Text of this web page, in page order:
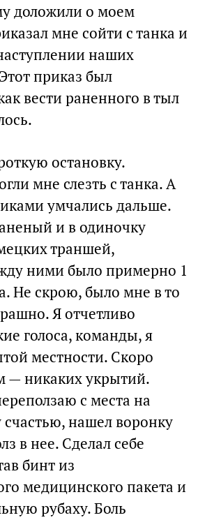
доложили о моем
мне сойти с танка и
наших
приказ был
вести раненного в тыл
остановку.
мне слезть с танка. А
умчались дальше.
и в одиночку
траншей,
ними было примерно 1
Не скрою, было мне в то
Я отчетливо
голоса, команды, я
местности. Скоро
— никаких укрытий.
с места на
нашел воронку
в нее. Сделал себе
бинт из
медицинского пакета и
рубаху. Боль